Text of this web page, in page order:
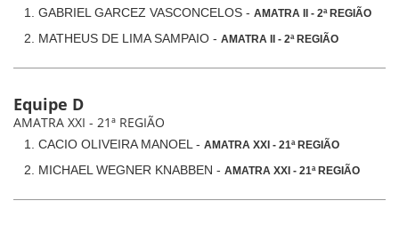
GABRIEL GARCEZ VASCONCELOS - AMATRA II - 2ª REGIÃO
MATHEUS DE LIMA SAMPAIO - AMATRA II - 2ª REGIÃO
Equipe D
AMATRA XXI - 21ª REGIÃO
CACIO OLIVEIRA MANOEL - AMATRA XXI - 21ª REGIÃO
MICHAEL WEGNER KNABBEN - AMATRA XXI - 21ª REGIÃO